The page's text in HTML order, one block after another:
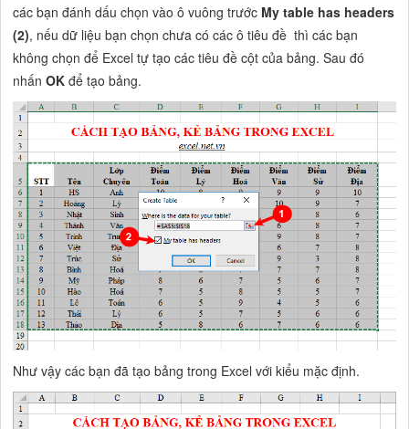
các bạn đánh dấu chọn vào ô vuông trước My table has headers
(2), nếu dữ liệu bạn chọn chưa có các ô tiêu đề thì các bạn
không chọn để Excel tự tạo các tiêu đề cột của bảng. Sau đó
nhấnOK để tạo bảng.
Như vậy các bạn đã tạo bảng trong Excel với kiểu mặc định.